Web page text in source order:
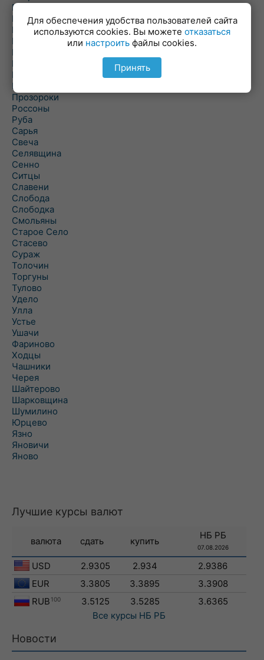
Пальминка
Парафьяново
Плисса
Повятье
Погоща
Подсвилье
Полоцк
Поставы
Прозороки
Россоны
Руба
Сарья
Свеча
Селявщина
Сенно
Ситцы
Славени
Слобода
Слободка
Смольяны
Старое Село
Стасево
Сураж
Толочин
Торгуны
Тулово
Удело
Улла
Устье
Ушачи
Фариново
Ходцы
Чашники
Черея
Шайтерово
Шарковщина
Шумилино
Юрцево
Язно
Яновичи
Яново
Лучшие курсы валют
валюта сдать купить
НБ РБ
07.08.2026
USD 2.9305 2.934
2.9386
EUR
3.3805 3.3895
3.3908
RUB 100 3.5125 3.5285
3.6365
Все курсы НБ РБ
Новости
Для обеспечения удобства пользователей сайта
используются cookies. Вы можете отказаться
или настроить файлы cookies.
Принять